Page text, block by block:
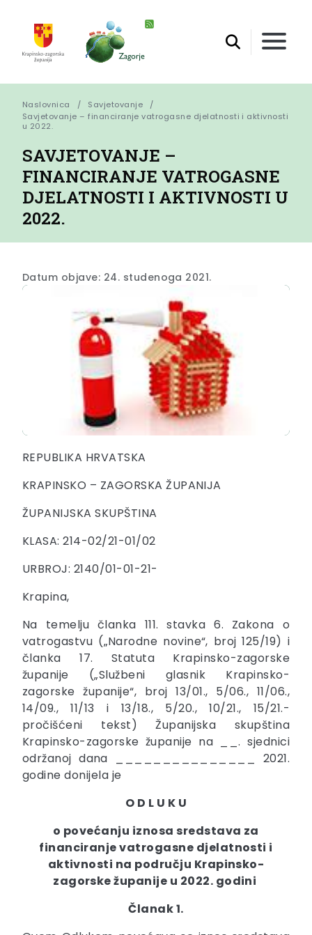
Naslovnica
Savjetovanje
Savjetovanje – financiranje vatrogasne djelatnosti i aktivnosti
u 2022.
SAVJETOVANJE –
FINANCIRANJE VATROGASNE
DJELATNOSTI I AKTIVNOSTI U
2022.
Datum objave: 24. studenoga 2021.
REPUBLIKA HRVATSKA
KRAPINSKO – ZAGORSKA ŽUPANIJA
ŽUPANIJSKA SKUPŠTINA
KLASA: 214-02/21-01/02
URBROJ: 2140/01-01-21-
Krapina,
Na temelju članka 111. stavka 6. Zakona o
vatrogastvu („Narodne novine“, broj 125/19) i
članka 17. Statuta Krapinsko-zagorske
županije („Službeni glasnik Krapinsko-
zagorske županije“, broj 13/01., 5/06., 11/06.,
14/09., 11/13 i 13/18., 5/20., 10/21., 15/21.-
pročišćeni tekst) Županijska skupština
Krapinsko-zagorske županije na __. sjednici
održanoj dana _______________ 2021.
godine donijela je
O D L U K U
o povećanju iznosa sredstava za
financiranje vatrogasne djelatnosti i
aktivnosti na području Krapinsko-
zagorske županije u 2022. godini
Članak 1.